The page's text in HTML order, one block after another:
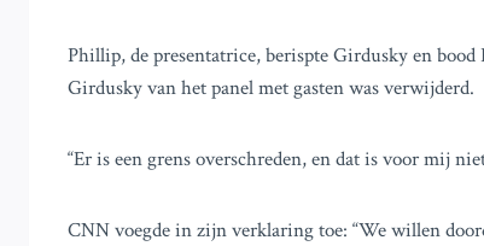
Phillip, de presentatrice, berispte Girdusky en bood
Girdusky van het panel met gasten was verwijderd.
“Er is een grens overschreden, en dat is voor mij
CNN voegde in zijn verklaring toe: “We willen